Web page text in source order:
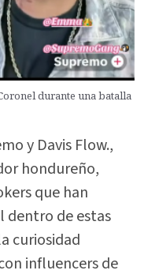
durante una batalla
y Davis Flow.,
hondureño,
que han
dentro de estas
curiosidad
influencers de